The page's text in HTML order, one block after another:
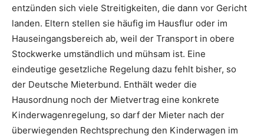
entzünden sich viele Streitigkeiten, die dann vor Gericht
landen. Eltern stellen sie häufig im Hausflur oder im
Hauseingangsbereich ab, weil der Transport in obere
Stockwerke umständlich und mühsam ist. Eine
eindeutige gesetzliche Regelung dazu fehlt bisher, so
der Deutsche Mieterbund. Enthält weder die
Hausordnung noch der Mietvertrag eine konkrete
Kinderwagenregelung, so darf der Mieter nach der
überwiegenden Rechtsprechung den Kinderwagen im